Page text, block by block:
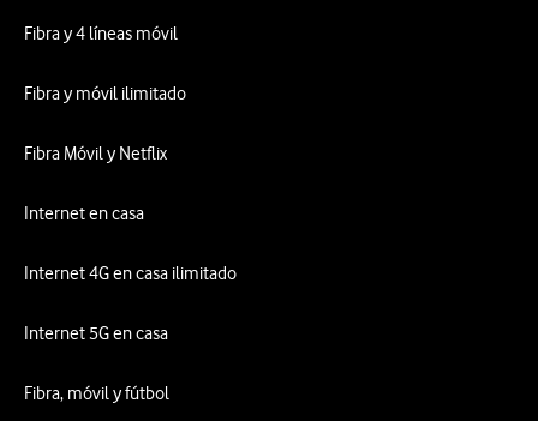
Fibra y 4 líneas móvil
Fibra y móvil ilimitado
Fibra Móvil y Netflix
Internet en casa
Internet 4G en casa ilimitado
Internet 5G en casa
Fibra, móvil y fútbol